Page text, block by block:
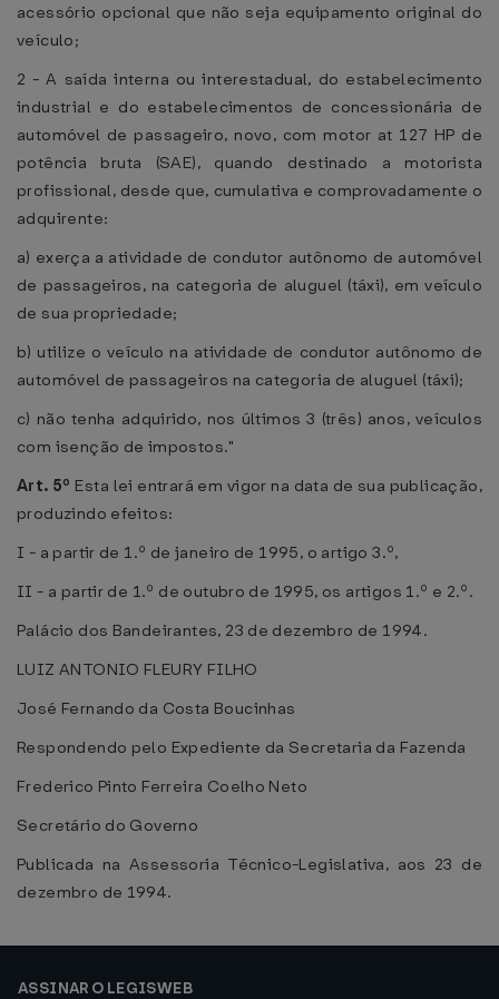
acessório opcional que não seja equipamento original do
veículo;
2 - A saída interna ou interestadual, do estabelecimento
industrial e do estabelecimentos de concessionária de
automóvel de passageiro, novo, com motor at 127 HP de
potência bruta (SAE), quando destinado a motorista
profissional, desde que, cumulativa e comprovadamente o
adquirente:
a) exerça a atividade de condutor autônomo de automóvel
de passageiros, na categoria de aluguel (táxi), em veículo
de sua propriedade;
b) utilize o veículo na atividade de condutor autônomo de
automóvel de passageiros na categoria de aluguel (táxi);
c) não tenha adquirido, nos últimos 3 (três) anos, veículos
com isenção de impostos."
Art. 5º Esta lei entrará em vigor na data de sua publicação,
produzindo efeitos:
I - a partir de 1.º de janeiro de 1995, o artigo 3.º,
II - a partir de 1.º de outubro de 1995, os artigos 1.º e 2.º.
Palácio dos Bandeirantes, 23 de dezembro de 1994.
LUIZ ANTONIO FLEURY FILHO
José Fernando da Costa Boucinhas
Respondendo pelo Expediente da Secretaria da Fazenda
Frederico Pinto Ferreira Coelho Neto
Secretário do Governo
Publicada na Assessoria Técnico-Legislativa, aos 23 de
dezembro de 1994.
ASSINAR O LEGISWEB